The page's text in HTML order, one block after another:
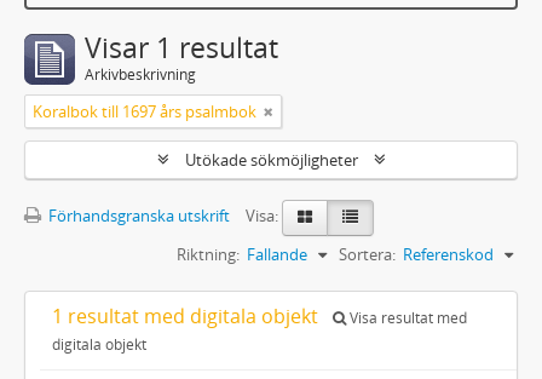
Visar 1 resultat
Arkivbeskrivning
Koralbok till 1697 års psalmbok
Utökade sökmöjligheter
Förhandsgranska utskrift
Visa:
Sortera: Referenskod
Riktning: Fallande
1 resultat med digitala objekt
Visa resultat med
digitala objekt